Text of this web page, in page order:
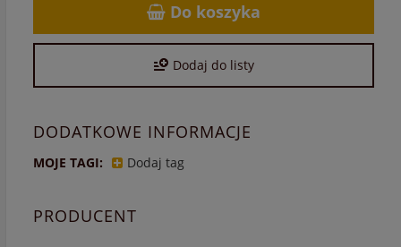
Do koszyka
Dodaj do listy
DODATKOWE INFORMACJE
MOJE TAGI: Dodaj tag
PRODUCENT